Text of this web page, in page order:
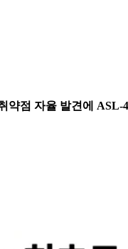
약점 자율 발견에 ASL-